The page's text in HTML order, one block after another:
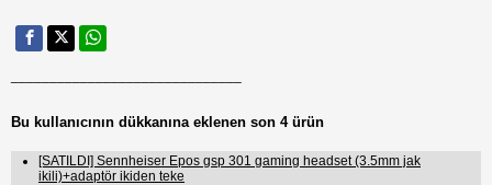
Bu kullanıcının dükkanına eklenen son 4 ürün
[SATILDI] Sennheiser Epos gsp 301 gaming headset (3.5mm jak
ikili)+adaptör ikiden teke